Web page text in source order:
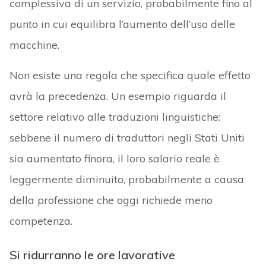
complessiva di un servizio, probabilmente fino al
punto in cui equilibra l’aumento dell’uso delle
macchine.
Non esiste una regola che specifica quale effetto
avrà la precedenza. Un esempio riguarda il
settore relativo alle traduzioni linguistiche:
sebbene il numero di traduttori negli Stati Uniti
sia aumentato finora, il loro salario reale è
leggermente diminuito, probabilmente a causa
della professione che oggi richiede meno
competenza.
Si ridurranno le ore lavorative